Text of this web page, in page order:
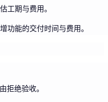
工期与费用。
功能的交付时间与费用。
拒绝验收。